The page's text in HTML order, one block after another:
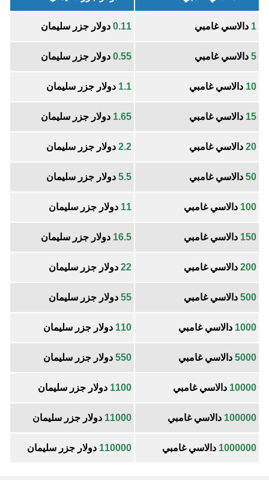
1 دالاسي غامبي 0.11 دولار جزر سليمان
5 دالاسي غامبي 0.55 دولار جزر سليمان
10 دالاسي غامبي 1.1 دولار جزر سليمان
15 دالاسي غامبي 1.65 دولار جزر سليمان
20 دالاسي غامبي 2.2 دولار جزر سليمان
50 دالاسي غامبي 5.5 دولار جزر سليمان
100 دالاسي غامبي 11 دولار جزر سليمان
150 دالاسي غامبي 16.5 دولار جزر سليمان
200 دالاسي غامبي 22 دولار جزر سليمان
500 دالاسي غامبي 55 دولار جزر سليمان
1000 دالاسي غامبي 110 دولار جزر سليمان
5000 دالاسي غامبي 550 دولار جزر سليمان
10000 دالاسي غامبي 1100 دولار جزر سليمان
100000 دالاسي غامبي 11000 دولار جزر سليمان
1000000 دالاسي غامبي 110000 دولار جزر سليمان